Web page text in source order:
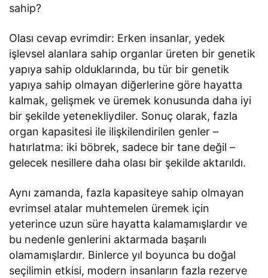
sahip?
Olası cevap evrimdir: Erken insanlar, yedek
işlevsel alanlara sahip organlar üreten bir genetik
yapıya sahip olduklarında, bu tür bir genetik
yapıya sahip olmayan diğerlerine göre hayatta
kalmak, gelişmek ve üremek konusunda daha iyi
bir şekilde yetenekliydiler. Sonuç olarak, fazla
organ kapasitesi ile ilişkilendirilen genler –
hatırlatma: iki böbrek, sadece bir tane değil –
gelecek nesillere daha olası bir şekilde aktarıldı.
Aynı zamanda, fazla kapasiteye sahip olmayan
evrimsel atalar muhtemelen üremek için
yeterince uzun süre hayatta kalamamışlardır ve
bu nedenle genlerini aktarmada başarılı
olamamışlardır. Binlerce yıl boyunca bu doğal
seçilimin etkisi, modern insanların fazla rezerve